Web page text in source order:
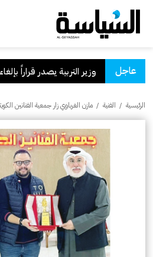
عاجل وزير التربية يصدر قراراً
الرئيسية / الفنية / مازن الغرباوي زار جمعية الفنانين